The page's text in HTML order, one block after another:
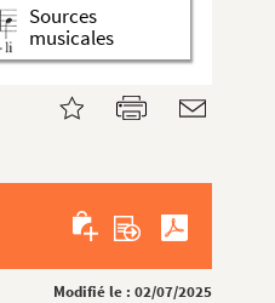
Sources
musicales
Modifié le : 02/07/2025